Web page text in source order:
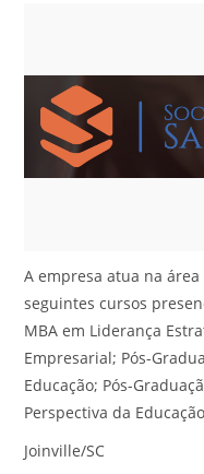
A empresa atua na
seguintes cursos
MBA em Liderança
Empresarial; Pós-
Educação; Pós-
Perspectiva da
Joinville/SC